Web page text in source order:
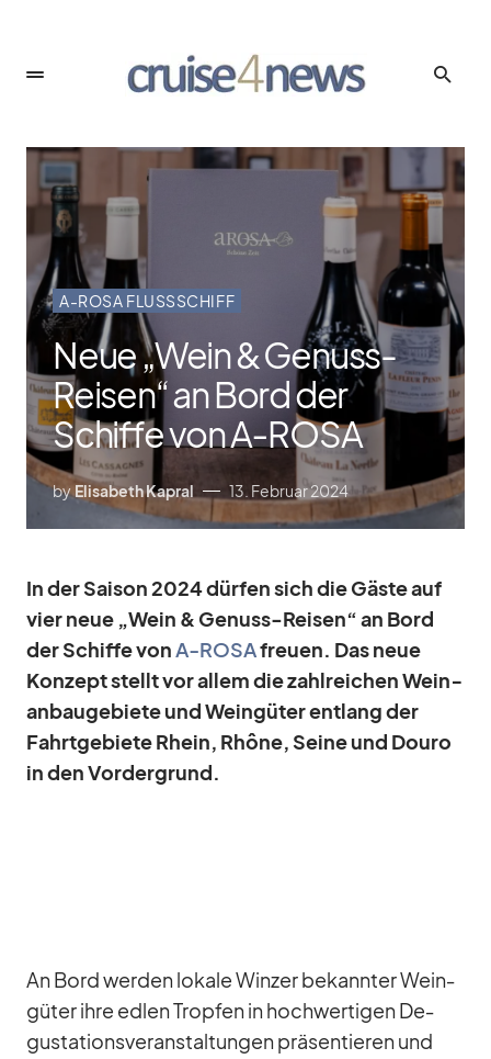
A-ROSA FLUSSSCHIFF
Neue „Wein & Genuss-
Reisen“ an Bord der
Schiffe von A‑ROSA
byElisabeth Kapral 13. Februar 2024
In der Sai­son 2024 dür­fen sich die Gäste auf
vier neue „Wein & Ge­nuss-Rei­sen“ an Bord
der Schiffe vonA‑ROSAfreuen. Das neue
Kon­zept stellt vor al­lem die zahl­rei­chen Wein­
an­bau­ge­biete und Wein­gü­ter ent­lang der
Fahrt­ge­biete Rhein, Rhône, Seine und Douro
in den Vor­der­grund.
An Bord wer­den lo­kale Win­zer be­kann­ter Wein­
gü­ter ihre ed­len Trop­fen in hoch­wer­ti­gen De­
gus­ta­ti­ons­ver­an­stal­tun­gen prä­sen­tie­ren und